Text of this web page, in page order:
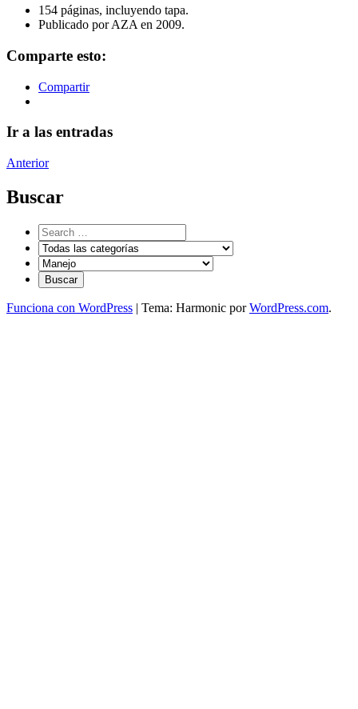
154 páginas, incluyendo tapa.
Publicado por AZA en 2009.
Comparte esto:
Compartir
Ir a las entradas
Anterior
Buscar
Funciona con WordPress | Tema: Harmonic porWordPress.com.